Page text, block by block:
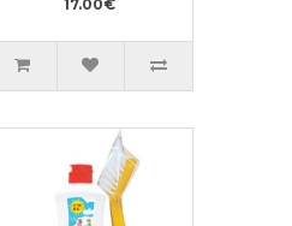
17.00€